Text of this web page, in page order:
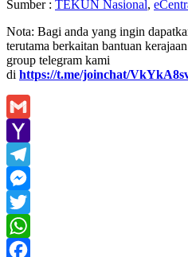
Sumber : TEKUN Nasional,
Nota: Bagi anda yang ingin
terutama berkaitan bantuan
group telegram kami
di https://t.me/joinchat/
Gmail
Yahoo
Mail
Telegram
Messenger
Twitter
WhatsApp